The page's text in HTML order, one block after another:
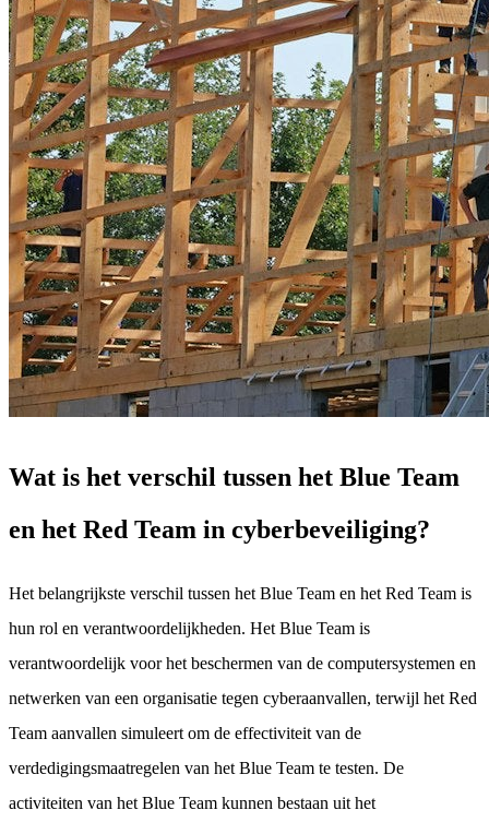
Wat is het verschil tussen het Blue Team
en het Red Team in cyberbeveiliging?
Het belangrijkste verschil tussen het Blue Team en het Red Team is
hun rol en verantwoordelijkheden. Het Blue Team is
verantwoordelijk voor het beschermen van de computersystemen en
netwerken van een organisatie tegen cyberaanvallen, terwijl het Red
Team aanvallen simuleert om de effectiviteit van de
verdedigingsmaatregelen van het Blue Team te testen. De
activiteiten van het Blue Team kunnen bestaan uit het